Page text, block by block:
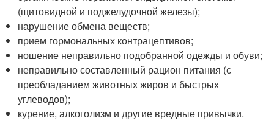
(щитовидной и поджелудочной железы);
нарушение обмена веществ;
прием гормональных контрацептивов;
ношение неправильно подобранной одежды и обуви;
неправильно составленный рацион питания (с
преобладанием животных жиров и быстрых
углеводов);
курение, алкоголизм и другие вредные привычки.